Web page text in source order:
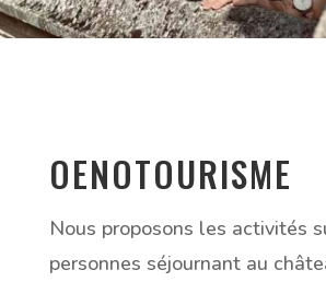
OENOTOURISME
Nous proposons les activités
personnes séjournant au